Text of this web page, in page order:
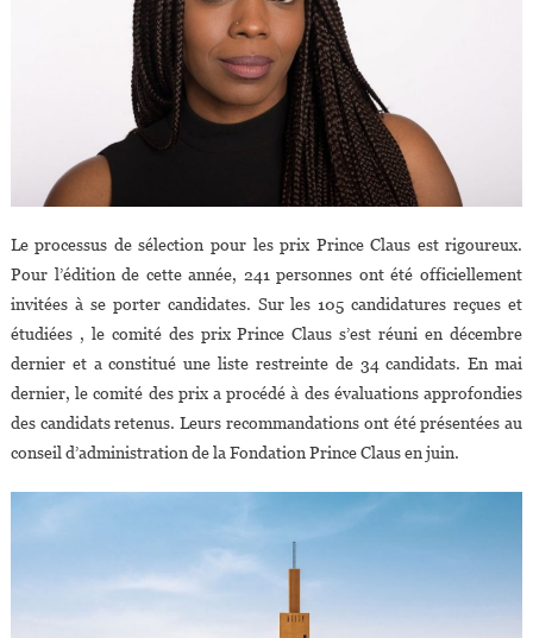
Le processus de sélection pour les prix Prince Claus est rigoureux.
Pour l’édition de cette année, 241 personnes ont été officiellement
invitées à se porter candidates. Sur les 105 candidatures reçues et
étudiées , le comité des prix Prince Claus s’est réuni en décembre
dernier et a constitué une liste restreinte de 34 candidats. En mai
dernier, le comité des prix a procédé à des évaluations approfondies
des candidats retenus. Leurs recommandations ont été présentées au
conseil d’administration de la Fondation Prince Claus en juin.